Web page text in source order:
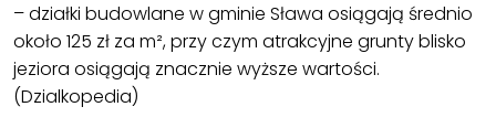
– działki budowlane w gminie Sława osiągają średnio
około 125 zł za m², przy czym atrakcyjne grunty blisko
jeziora osiągają znacznie wyższe wartości.
(Dzialkopedia)